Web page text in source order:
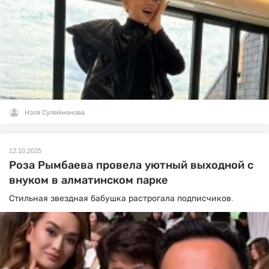
Нэля Сулейменова
12.10.2025
Роза Рымбаева провела уютный выходной с
внуком в алматинском парке
Стильная звездная бабушка растрогала подписчиков.